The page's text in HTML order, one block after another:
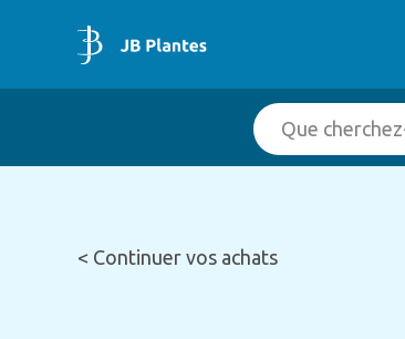
< Continuer vos achats